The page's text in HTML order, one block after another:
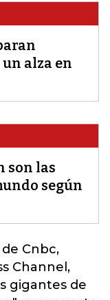
alza en
son las
según
de Cnbc,
Channel,
gigantes de